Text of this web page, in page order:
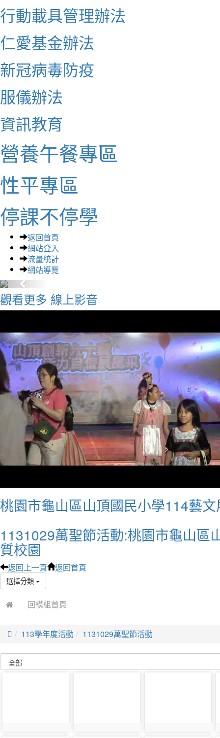
行動載具管理辦法
仁愛基金辦法
新冠病毒防疫
服儀辦法
資訊教育
營養午餐專區
性平專區
停課不停學
返回首頁
網站登入
流量統計
網站導覽
觀看更多 線上影音
桃園市龜山區山頂國民小學114藝
1131029萬聖節活動:桃園市龜山區
質校園
返回上一頁 返回首頁
選擇分類
回模組首頁
 113學年度活動 1131029萬聖節活動